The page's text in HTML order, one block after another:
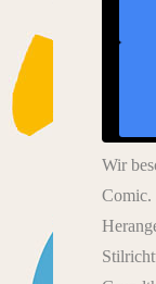
Wir
Comic.